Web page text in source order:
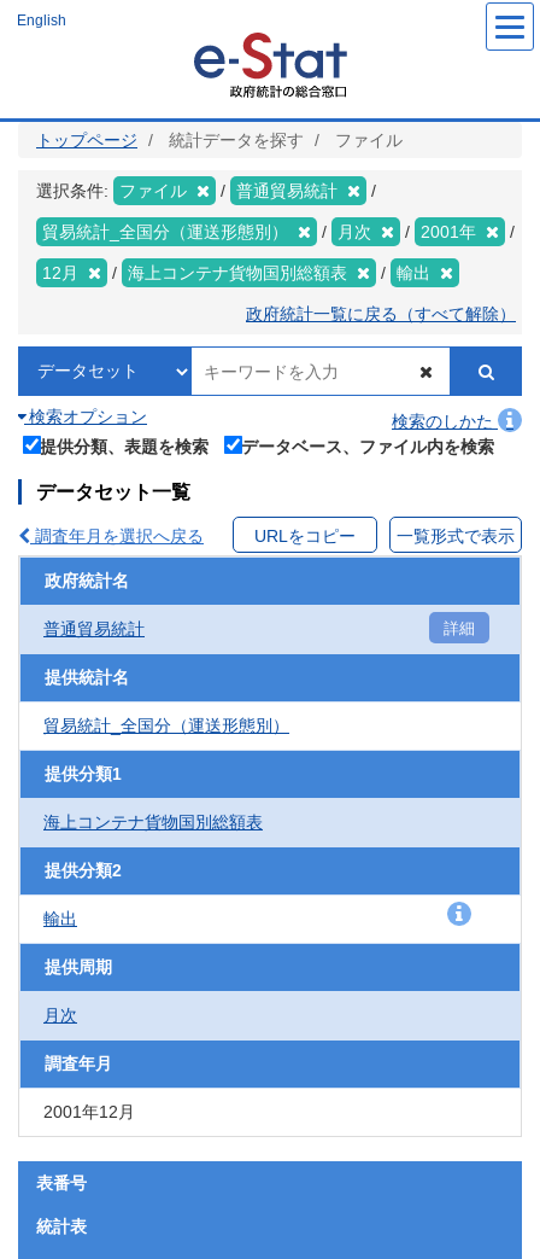
ツ
English
トップページ 統計データを探す ファイル
選択条件: ファイル 普通貿易統計
貿易統計_全国分（運送形態別） 月次 2001年
12月 海上コンテナ貨物国別総額表 輸出
政府統計一覧に戻る（すべて解除）
検索オプション
検索のしかた
提供分類、表題を検索
データベース、ファイル内を検索
データセット一覧
調査年月を選択へ戻る URLをコピー 一覧形式で表示
政府統計名
普通貿易統計 詳細
提供統計名
貿易統計_全国分（運送形態別）
提供分類1
海上コンテナ貨物国別総額表
提供分類2
輸出
提供周期
月次
調査年月
2001年12月
表番号
統計表